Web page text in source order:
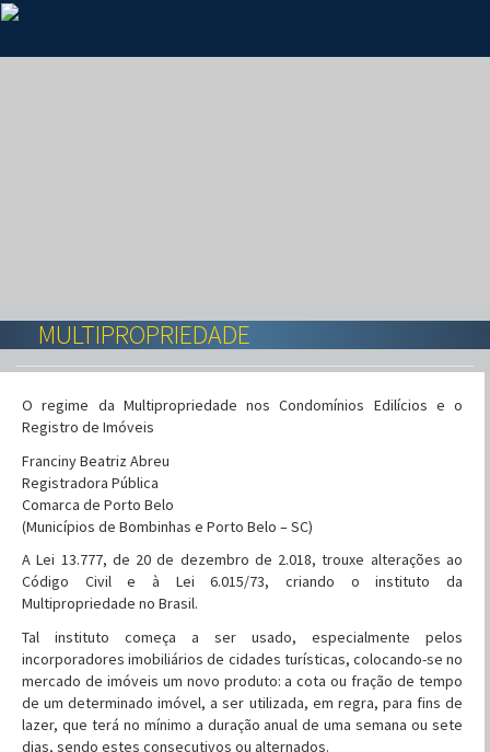
MULTIPROPRIEDADE
O regime da Multipropriedade nos Condomínios Edilícios e o
Registro de Imóveis
Franciny Beatriz Abreu
Registradora Pública
Comarca de Porto Belo
(Municípios de Bombinhas e Porto Belo – SC)
A Lei 13.777, de 20 de dezembro de 2.018, trouxe alterações ao
Código Civil e à Lei 6.015/73, criando o instituto da
Multipropriedade no Brasil.
Tal instituto começa a ser usado, especialmente pelos
incorporadores imobiliários de cidades turísticas, colocando-se no
mercado de imóveis um novo produto: a cota ou fração de tempo
de um determinado imóvel, a ser utilizada, em regra, para fins de
lazer, que terá no mínimo a duração anual de uma semana ou sete
dias, sendo estes consecutivos ou alternados.